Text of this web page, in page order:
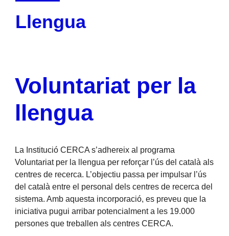
Llengua
Voluntariat per la
llengua
La Institució CERCA s’adhereix al programa
Voluntariat per la llengua per reforçar l’ús del català als
centres de recerca. L’objectiu passa per impulsar l’ús
del català entre el personal dels centres de recerca del
sistema. Amb aquesta incorporació, es preveu que la
iniciativa pugui arribar potencialment a les 19.000
persones que treballen als centres CERCA.